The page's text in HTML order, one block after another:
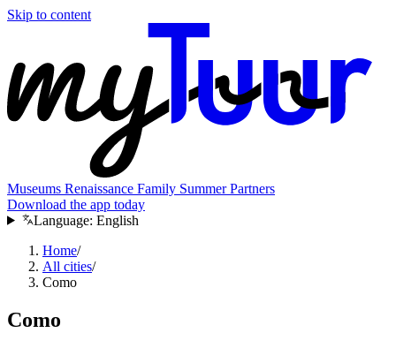
Skip to content
Museums Renaissance Family SummerPartners
Download the app today
Language: English
Home/
All cities/
Como
Como